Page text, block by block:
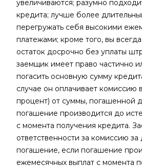
увеличиваются; разумно
кредита; лучше более
перегружать себя высокими
платежами; кроме того, вы
остаток досрочно без уплаты
заемщик имеет право частично
погасить основную сумму
случае он оплачивает комиссию
процент) от суммы, погашенной
погашение производится до
с момента получения кредита.
ответственности за комиссию
погашение, если погашение
ежемесячных выплат с момента